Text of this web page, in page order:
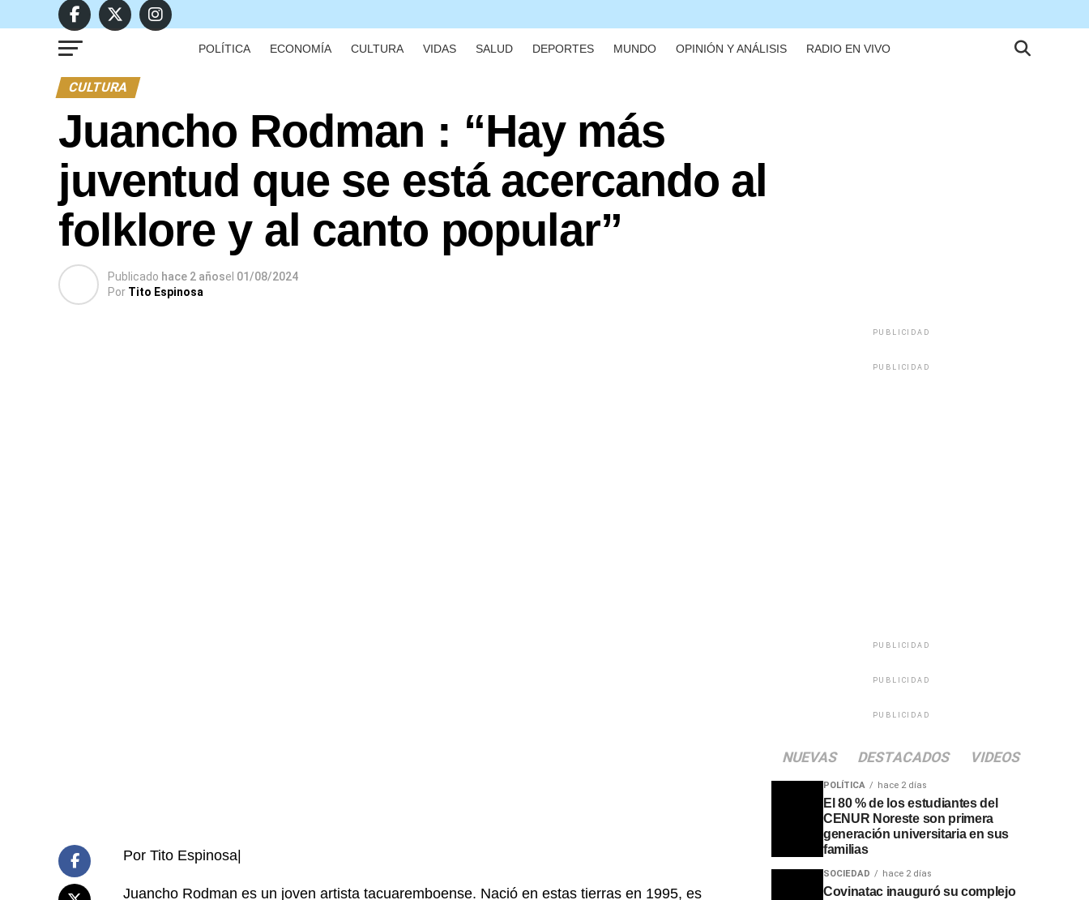
POLÍTICA ECONOMÍA CULTURA VIDAS SALUD DEPORTES MUNDO OPINIÓN Y ANÁLISIS RADIO EN VIVO
CULTURA
Juancho Rodman : “Hay más
juventud que se está acercando al
folklore y al canto popular”
Publicado hace 2 añosel 01/08/2024
Por Tito Espinosa
Por Tito Espinosa|
Juancho Rodman es un joven artista tacuaremboense. Nació en estas tierras en 1995, es
PUBLICIDAD
PUBLICIDAD
PUBLICIDAD
PUBLICIDAD
PUBLICIDAD
NUEVAS DESTACADOS VIDEOS
POLÍTICA hace 2 días
El 80 % de los estudiantes del
CENUR Noreste son primera
generación universitaria en sus
familias
SOCIEDAD hace 2 días
Covinatac inauguró su complejo